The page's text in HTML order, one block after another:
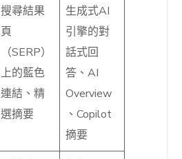
搜尋結果
頁
（SERP）
上的藍色
連結、精
選摘要
生成式AI
引擎的對
話式回
答、AI
Overview
、Copilot
摘要